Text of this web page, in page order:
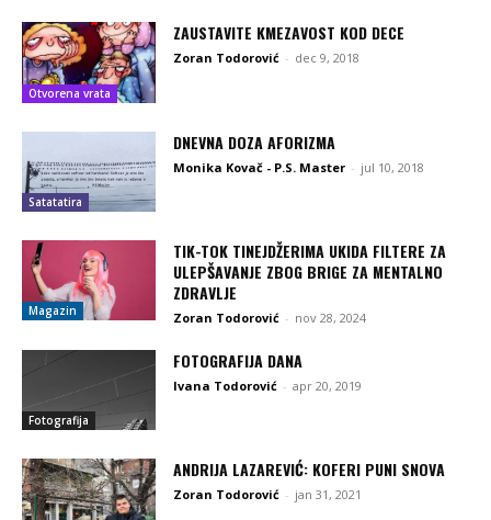
Otvorena vrata
ZAUSTAVITE KMEZAVOST KOD DECE
Zoran Todorović - dec 9, 2018
Satatatira
DNEVNA DOZA AFORIZMA
Monika Kovač - P.S. Master - jul 10, 2018
Magazin
TIK-TOK TINEJDŽERIMA UKIDA FILTERE ZA
ULEPŠAVANJE ZBOG BRIGE ZA MENTALNO
ZDRAVLJE
Zoran Todorović - nov 28, 2024
Fotografija
FOTOGRAFIJA DANA
Ivana Todorović - apr 20, 2019
ANDRIJA LAZAREVIĆ: KOFERI PUNI SNOVA
Zoran Todorović - jan 31, 2021